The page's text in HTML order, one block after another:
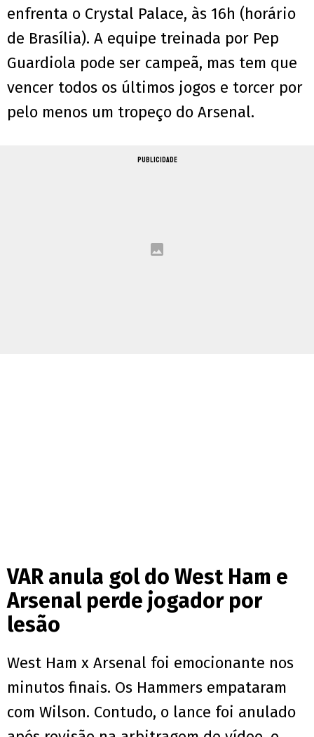
enfrenta o Crystal Palace, às 16h (horário
de Brasília). A equipe treinada por Pep
Guardiola pode ser campeã, mas tem que
vencer todos os últimos jogos e torcer por
pelo menos um tropeço do Arsenal.
PUBLICIDADE
VAR anula gol do West Ham e
Arsenal perde jogador por
lesão
West Ham x Arsenal foi emocionante nos
minutos finais. Os Hammers empataram
com Wilson. Contudo, o lance foi anulado